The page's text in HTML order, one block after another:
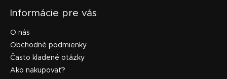
Informácie pre vás
O nás
Obchodné podmienky
Často kladené otázky
Ako nakupovať?